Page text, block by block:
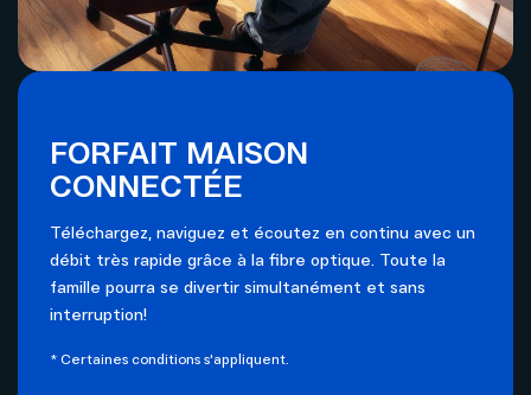
FORFAIT MAISON
CONNECTÉE
Téléchargez, naviguez et écoutez en continu avec un
débit très rapide grâce à la fibre optique. Toute la
famille pourra se divertir simultanément et sans
interruption!
* Certaines conditions s'appliquent.